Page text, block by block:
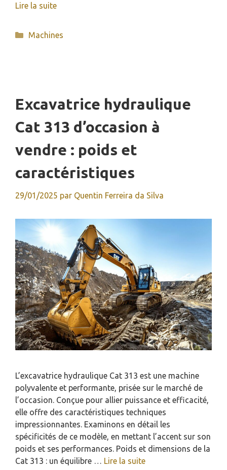
Lire la suite
Catégories
Machines
Excavatrice hydraulique
Cat 313 d’occasion à
vendre : poids et
caractéristiques
29/01/2025 par Quentin Ferreira da Silva
L’excavatrice hydraulique Cat 313 est une machine
polyvalente et performante, prisée sur le marché de
l’occasion. Conçue pour allier puissance et efficacité,
elle offre des caractéristiques techniques
impressionnantes. Examinons en détail les
spécificités de ce modèle, en mettant l’accent sur son
poids et ses performances. Poids et dimensions de la
Cat 313 : un équilibre … Lire la suite